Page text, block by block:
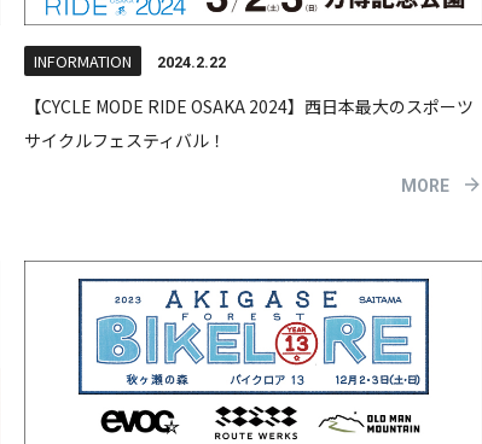
INFORMATION 2024.2.22
【CYCLE MODE RIDE OSAKA 2024】西日本最大のスポーツ
サイクルフェスティバル！
MORE